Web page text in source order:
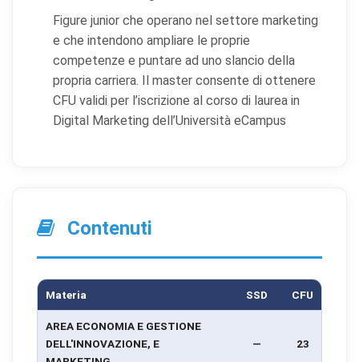
Figure junior che operano nel settore marketing
e che intendono ampliare le proprie
competenze e puntare ad uno slancio della
propria carriera. Il master consente di ottenere
CFU validi per l’iscrizione al corso di laurea in
Digital Marketing dell’Università eCampus
Contenuti
Materia SSD CFU
AREA ECONOMIA E GESTIONE
DELL'INNOVAZIONE, E
— 23